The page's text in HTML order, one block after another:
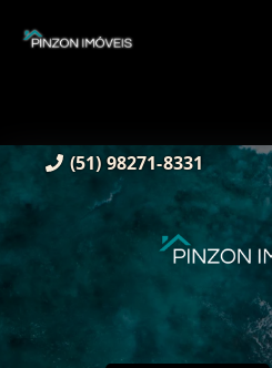
(51) 98271-8331